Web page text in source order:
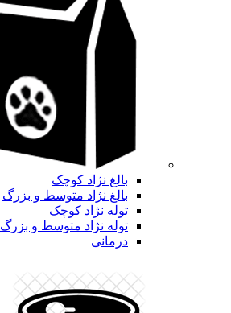
بالغ نژاد کوچک
بالغ نژاد متوسط و بزرگ
توله نژاد کوچک
توله نژاد متوسط و بزرگ
درمانی